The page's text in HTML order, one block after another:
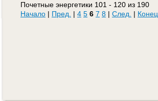
Почетные энергетики 101 - 120 из 190
Начало | Пред. | 4 5 6 7 8 | След. | Конец